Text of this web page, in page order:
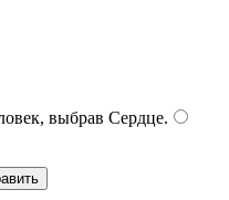
выбрав Сердце.